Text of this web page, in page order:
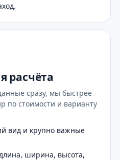
расчёта
сразу, мы быстрее
по стоимости и варианту
вид и крупно важные
ширина, высота,